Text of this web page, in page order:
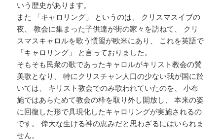
いう歴史があります。
また 「キャロリング」 というのは、 クリスマスイブの
夜、 教会に集まった子供達が街の家々を訪ねて、 クリ
スマスキャロルを歌う慣習が欧米にあり、 これを英語で
「キャロリング」 と言っておりました。
そもそも民衆の歌であったキャロルがキリスト教会の賛
美歌となり、 特にクリスチャン人口の少ない我が国に於
いては、 キリスト教会でのみ歌われていたのを、 小布
施ではあらためて教会の枠を取り外し開放し、 本来の姿
に回復した形で具現化したキャロリングが実施されるの
です。 偉大な生ける神の恵みだと思わざるにはいられま
せん。